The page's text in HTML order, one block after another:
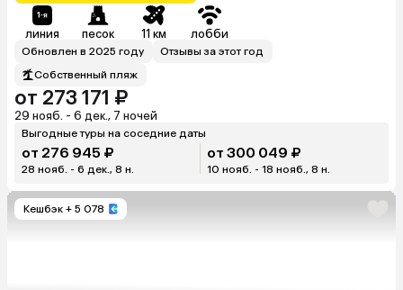
линия песок 11 км лобби
Обновлен в 2025 году
Отзывы за этот год
Собственный пляж
от 273 171 ₽
29 нояб. - 6 дек., 7 ночей
Выгодные туры на соседние даты
от 276 945 ₽
28 нояб. - 6 дек., 8 н.
от 300 049 ₽
10 нояб. - 18 нояб., 8 н.
Кешбэк + 5 078